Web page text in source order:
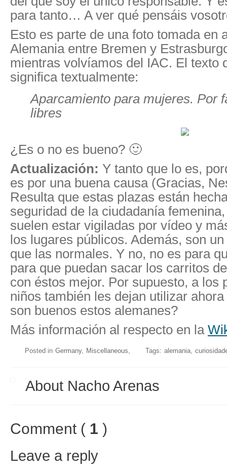
para tanto… A ver qué pensáis
Esto es parte de una foto tomada en
Alemania entre Bremen y
mientras volvíamos del IAC. El texto
significa textualmente:
Aparcamiento para mujeres. Por
libres
¿Es o no es bueno? 🙂
Actualización: Y tanto que lo es,
es por una buena causa (Gracias,
Resulta que estas plazas están
seguridad de la ciudadanía
suelen estar vigiladas por vídeo y
los lugares públicos. Además, son
que las normales. Y no, no es para
para que puedan sacar los carritos
con éstos mejor. Por supuesto, a los
niños también les dejan utilizar
son buenos estos alemanes?
Más información al respecto en la
Posted in Germany Miscellaneous Tags: alemania
About Nacho Arenas
Comment ( 1 )
Leave a reply